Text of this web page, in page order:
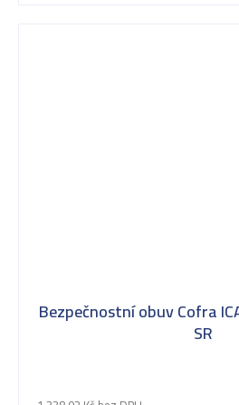
Bezpečnostní obuv Cofra
SR